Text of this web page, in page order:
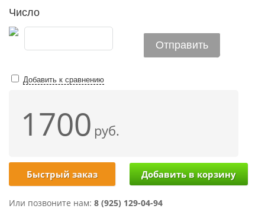
Число
Добавить к сравнению
1700 руб.
Быстрый заказ
Или позвоните нам: 8 (925) 129-04-94